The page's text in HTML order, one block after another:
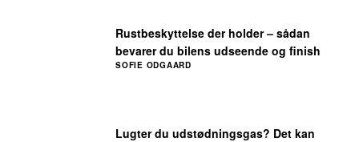
Lugter du udstødningsgas? Det kan
Rustbeskyttelse der holder – sådan
bevarer du bilens udseende og finish
SOFIE ODGAARD